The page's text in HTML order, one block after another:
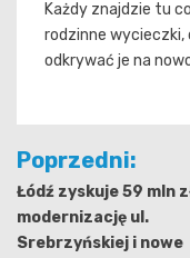
Każdy znajdzie tu
rodzinne wycieczki,
odkrywać je na
Nawigacja
wpisu
Poprzedni:
Łódź zyskuje 59 mln
modernizację ul.
Srebrzyńskiej i nowe